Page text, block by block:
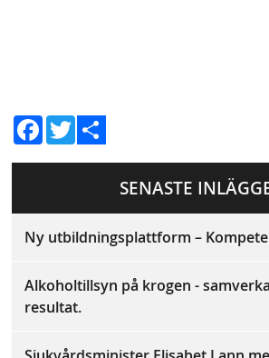
F
a
e
o
T
w
t
r
D
l
SENASTE
Ny utbildningsplattform –
Alkoholtillsyn på krogen -
resultat.